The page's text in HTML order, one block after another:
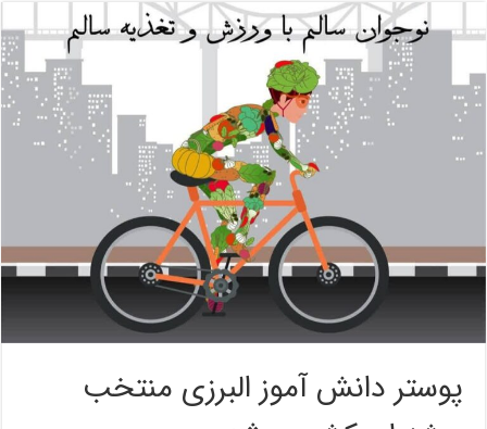
پوستر دانش آموز البرزی منتخب